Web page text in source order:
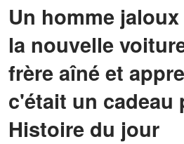
Un homme
la nouvelle
frère aîné et
c'était un cadeau
Histoire du jour